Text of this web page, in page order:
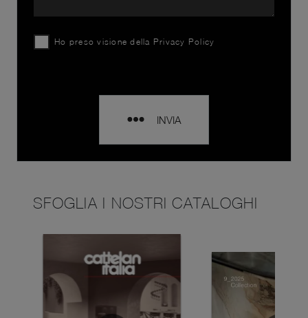
Ho preso visione della Privacy Policy
INVIA
SFOGLIA I NOSTRI CATALOGHI